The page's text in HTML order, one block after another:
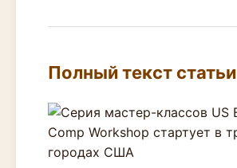
Полный текст статьи